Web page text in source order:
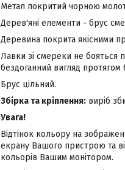
Метал покритий чорною
Дерев'яні елементи - брус
Деревина покрита якісними
Лавки зі смереки не бояться
бездоганний вигляд протягом
Брус цільний.
Збірка та кріплення: виріб
Увага!
Відтінок кольору на
екрану Вашого пристрою та
кольорів Вашим монітором.